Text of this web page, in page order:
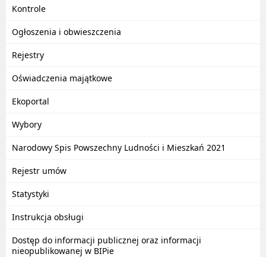
Kontrole
Ogłoszenia i obwieszczenia
Rejestry
Oświadczenia majątkowe
Ekoportal
Wybory
Narodowy Spis Powszechny Ludności i Mieszkań 2021
Rejestr umów
Statystyki
Instrukcja obsługi
Dostęp do informacji publicznej oraz informacji
nieopublikowanej w BIPie